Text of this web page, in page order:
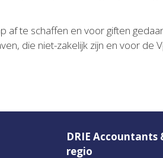
af te schaffen en voor giften
die niet-zakelijk zijn en voor de
DRIE Accountants
regio